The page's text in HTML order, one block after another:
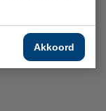
Akkoord
Pauluskerk